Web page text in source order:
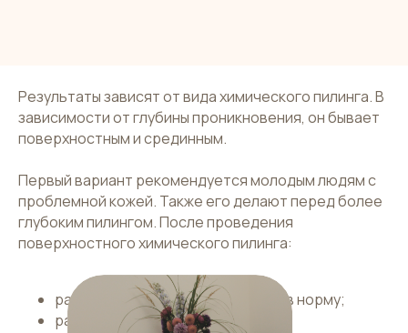
Результаты зависят от вида химического пилинга. В
зависимости от глубины проникновения, он бывает
поверхностным и срединным.
Первый вариант рекомендуется молодым людям с
проблемной кожей. Также его делают перед более
глубоким пилингом. После проведения
поверхностного химического пилинга:
работа сальных желез приходит в норму;
расширенные поры сужаются;